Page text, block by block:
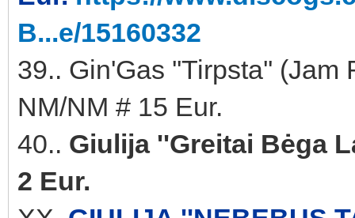
B...e/15160332
39.. Gin'Gas ''Tirpsta''
NM/NM # 15 Eur.
40.. Giulija ''Greitai Bėga
2 Eur.